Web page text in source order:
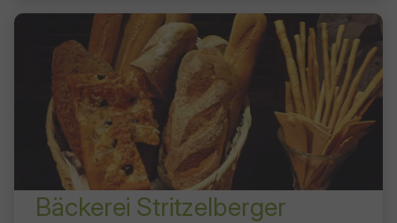
Bäckerei Stritzelberger